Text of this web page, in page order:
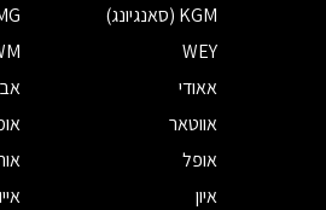
KGM (סאנגיונג)
WEY
אאודי
אווטאר
אופל
איון